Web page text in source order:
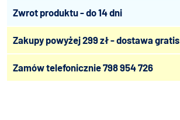
Zwrot produktu - do 14 dni
Zakupy powyżej 299 zł - dostawa gratis
Zamów telefonicznie798 954 726